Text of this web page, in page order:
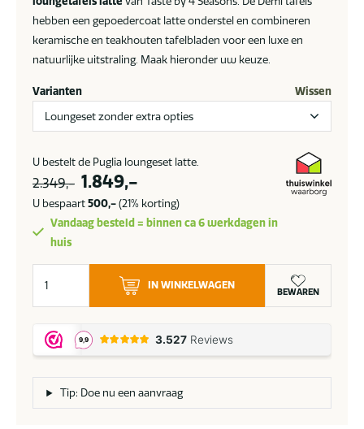
hebben een gepoedercoat latte onderstel en combineren
keramische en teakhouten tafelbladen voor een luxe en
natuurlijke uitstraling. Maak hieronder uw keuze.
Varianten Wissen
U bestelt de Puglia loungeset latte.
2.349,- Oorspronkelijke
prijs
was:
1.849,-
prijs
is:
U bespaart500,-(21% korting)
Vandaag besteld = binnen ca 6 werkdagen in
huis
Seasons
Puglia
latte
aantal
IN WINKELWAGEN
BEWAREN
Tip: Doe nu een aanvraag